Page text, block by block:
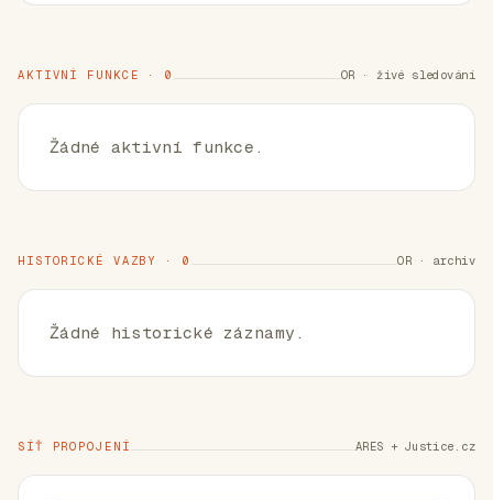
AKTIVNÍ FUNKCE · 0 OR · živé sledování
Žádné aktivní funkce.
HISTORICKÉ VAZBY · 0 OR · archiv
Žádné historické záznamy.
SÍŤ PROPOJENÍ ARES + Justice.cz